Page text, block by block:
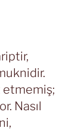
etmemiş;
Nasıl